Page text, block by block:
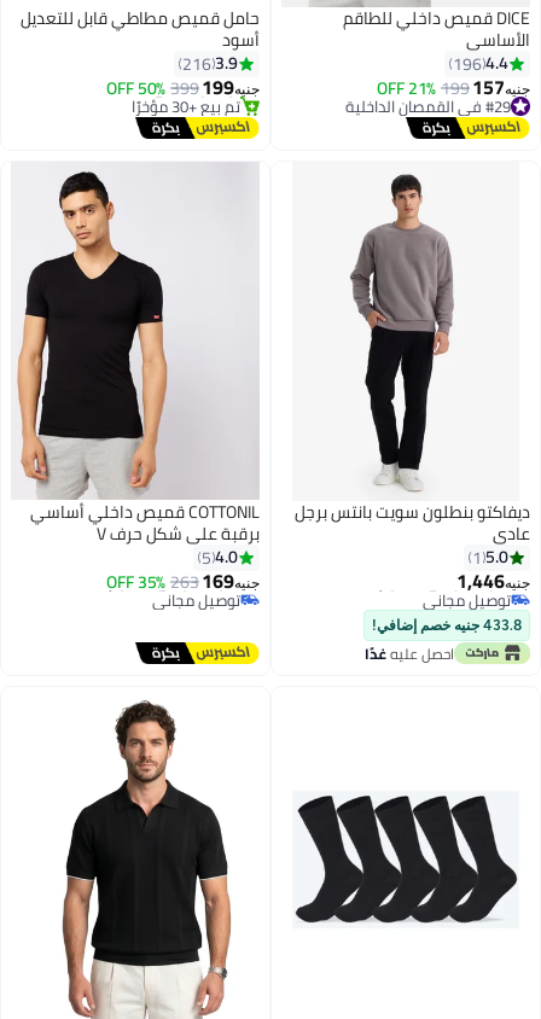
4
DICE قميص داخلي للطاقم
الأساسي
4.4
196
جنيه157
199
21% OFF #29 في القمصان الداخلية
أقل سعر في 30 يوم
توصيل مجاني
باقي 1 وحدات في المخزون
حامل قميص مطاطي قابل للتعديل
أسود
3.9
216
جنيه199
399
50% OFF
توصيل مجاني
تم بيع +30 مؤخرًا
توصيل مجاني
ديفاكتو بنطلون سويت بانتس برجل
عادي
5.0
1
جنيه1,446
أقل سعر في 30 يوم
توصيل مجاني
أقل سعر في 30 يوم
433.8 جنيه خصم إضافي!
احصل عليهغدًا
COTTONIL قميص داخلي أساسي
برقبة على شكل حرف V
4.0
5
جنيه169
263
35% OFF
أقل سعر في 30 يوم
توصيل مجاني
أقل سعر في 30 يوم